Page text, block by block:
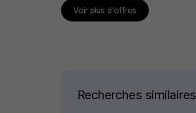
Voir plus d'offres
Recherches similaires